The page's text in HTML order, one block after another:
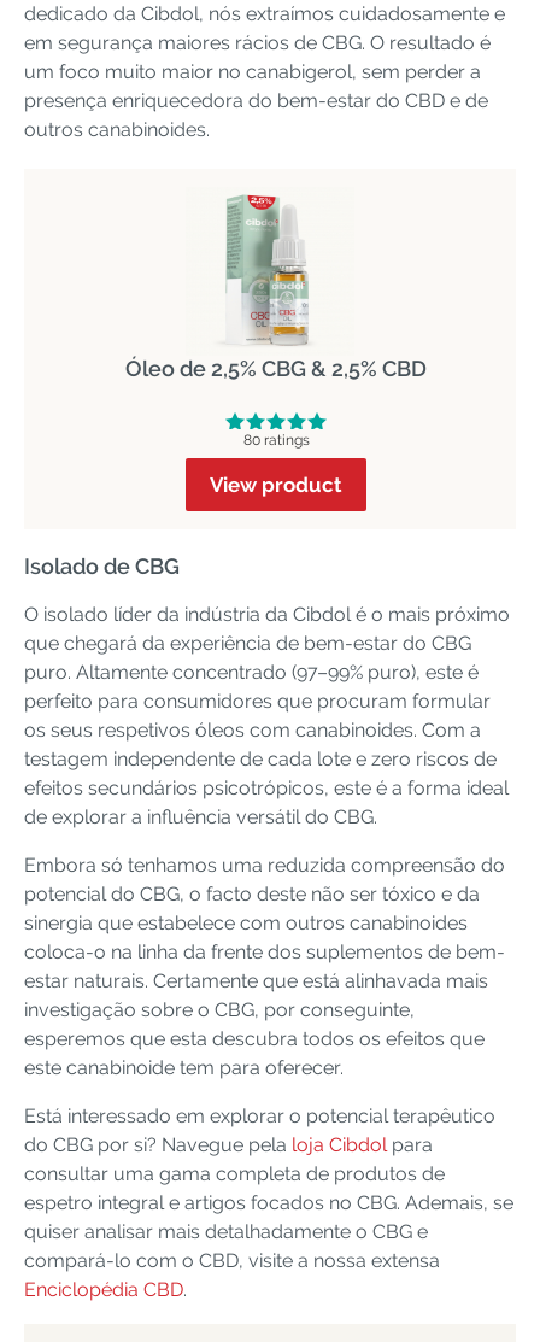
dedicado da Cibdol, nós extraímos cuidadosamente e
em segurança maiores rácios de CBG. O resultado é
um foco muito maior no canabigerol, sem perder a
presença enriquecedora do bem-estar do CBD e de
outros canabinoides.
Óleo de 2,5% CBG & 2,5% CBD
80 ratings
View product
Isolado de CBG
O isolado líder da indústria da Cibdol é o mais próximo
que chegará da experiência de bem-estar do CBG
puro. Altamente concentrado (97–99% puro), este é
perfeito para consumidores que procuram formular
os seus respetivos óleos com canabinoides. Com a
testagem independente de cada lote e zero riscos de
efeitos secundários psicotrópicos, este é a forma ideal
de explorar a influência versátil do CBG.
Embora só tenhamos uma reduzida compreensão do
potencial do CBG, o facto deste não ser tóxico e da
sinergia que estabelece com outros canabinoides
coloca-o na linha da frente dos suplementos de bem-
estar naturais. Certamente que está alinhavada mais
investigação sobre o CBG, por conseguinte,
esperemos que esta descubra todos os efeitos que
este canabinoide tem para oferecer.
Está interessado em explorar o potencial terapêutico
do CBG por si? Navegue pela loja Cibdol para
consultar uma gama completa de produtos de
espetro integral e artigos focados no CBG. Ademais, se
quiser analisar mais detalhadamente o CBG e
compará-lo com o CBD, visite a nossa extensa
Enciclopédia CBD.